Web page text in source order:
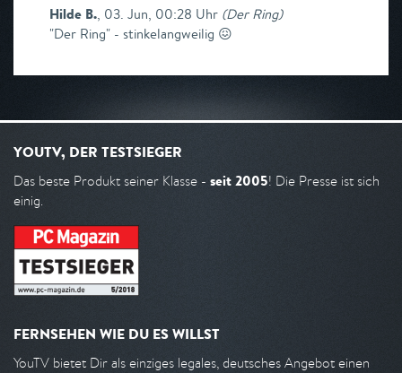
Hilde B., 03. Jun, 00:28 Uhr (Der Ring)
"Der Ring" - stinkelangweilig 😖
YOUTV, DER TESTSIEGER
Das beste Produkt seiner Klasse - seit 2005! Die Presse ist sich
einig.
FERNSEHEN WIE DU ES WILLST
YouTV bietet Dir als einziges legales, deutsches Angebot einen